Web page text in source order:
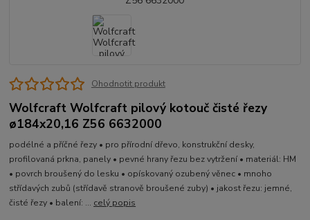
Ohodnotit produkt
Wolfcraft Wolfcraft pilový kotouč čisté řezy
ø184x20,16 Z56 6632000
podélné a příčné řezy • pro přírodní dřevo, konstrukční desky,
profilovaná prkna, panely • pevné hrany řezu bez vytržení • materiál: HM
• povrch broušený do lesku • opískovaný ozubený věnec • mnoho
střídavých zubů (střídavě stranově broušené zuby) • jakost řezu: jemné,
čisté řezy • balení: ... celý popis